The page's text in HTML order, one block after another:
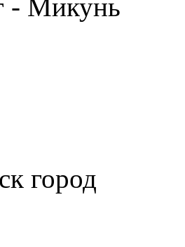
- Микунь
город